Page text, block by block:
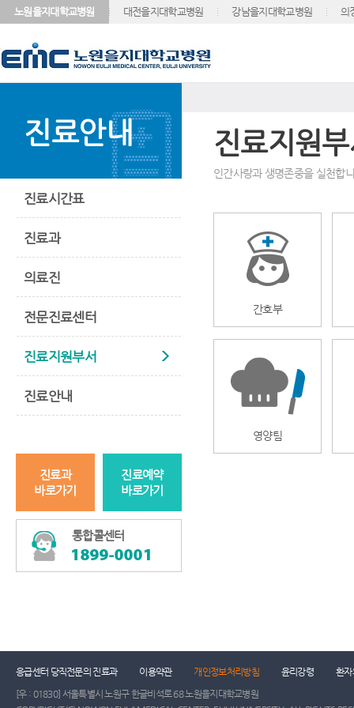
노원을지대학교병원 대전을지대학교병원 강남을지대학교병원 의
진료안내
진료시간표
진료과
의료진
전문진료센터
진료지원부서
진료안내
진료과
바로가기
진료예약
바로가기
통합콜센터
진료지원
인간사랑과 생명존중을 실천합
간호부
영양팀
응급센터 당직전문의 진료과 이용약관 개인정보처리방침 윤리강령
환자
[우 : 01830] 서울특별시 노원구 한글비석로 68 노원을지대학교병원